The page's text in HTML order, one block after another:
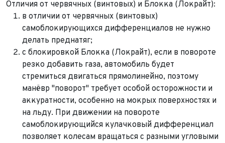
Отличия от червячных (винтовых) и Блокка (Локрайт):
в отличии от червячных (винтовых)
самоблокирующихся дифференциалов не нужно
делать преднатяг;
с блокировкой Блокка (Локрайт), если в повороте
резко добавить газа, автомобиль будет
стремиться двигаться прямолинейно, поэтому
манёвр "поворот" требует особой осторожности и
аккуратности, особенно на мокрых поверхностях и
на льду. При движении на повороте
самоблокирующийся кулачковый дифференциал
позволяет колесам вращаться с разными угловыми
Принимаю условия
персональных данных
Отправить
Количество владельцев
Принимаю условиясоглашенияоб обработке
персональных данных
Отправить
Принимаю условиясоглашенияоб обработке
персональных данных
Отправить